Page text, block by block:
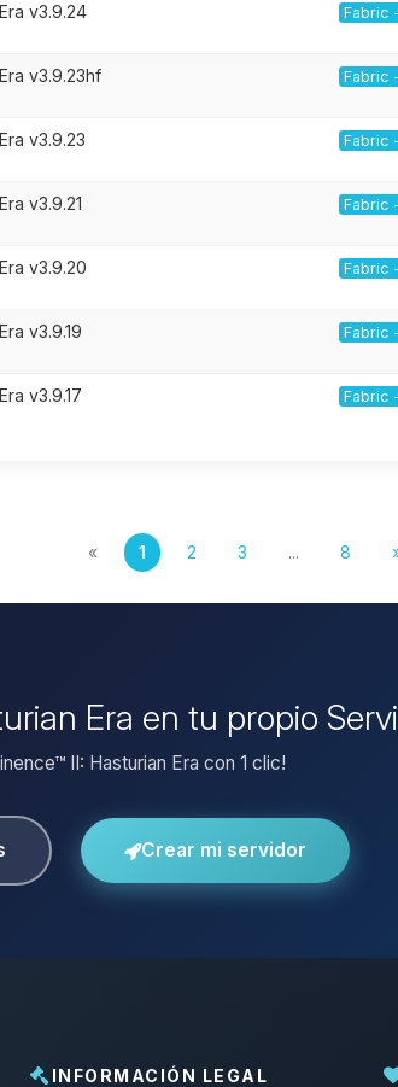
v3.9.24 Fabric
v3.9.23hf Fabric
v3.9.23 Fabric
v3.9.21 Fabric
v3.9.20 Fabric
v3.9.19 Fabric
v3.9.17 Fabric
« 1 2 3 ... 8
Era en tu propio
II: Hasturian Era con 1 clic!
Crear mi servidor
INFORMACIÓN LEGAL